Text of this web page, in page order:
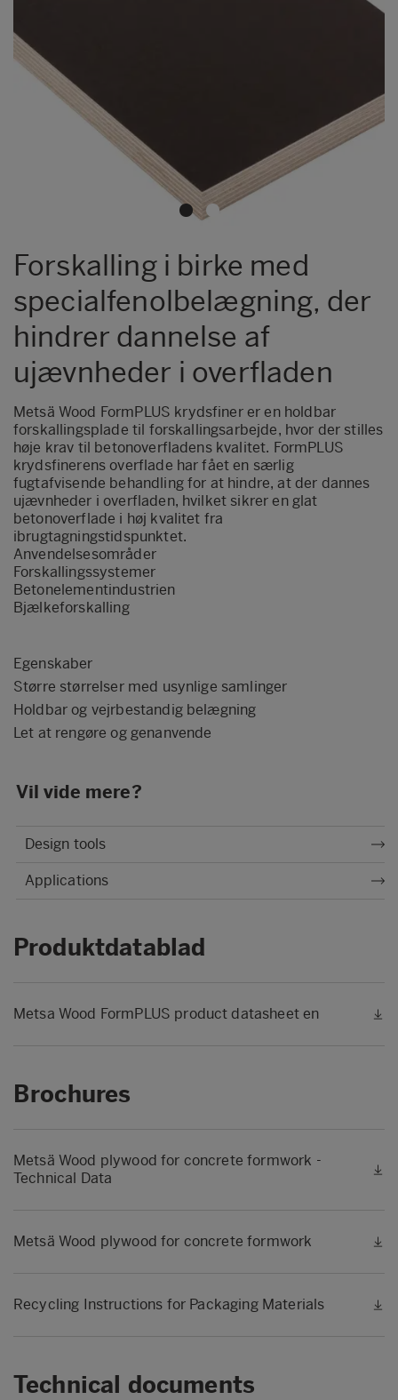
Metsä Wood Granit
Metsä Wood Integra
Metsä Wood KingSize
Metsä Wood Laser
Forskalling i birke med
specialfenolbelægning, der
hindrer dannelse af
ujævnheder i overfladen
Metsä Wood FormPLUS krydsfiner er en holdbar
forskallingsplade til forskallingsarbejde, hvor der stilles
høje krav til betonoverfladens kvalitet. FormPLUS
krydsfinerens overflade har fået en særlig
fugtafvisende behandling for at hindre, at der dannes
ujævnheder i overfladen, hvilket sikrer en glat
betonoverflade i høj kvalitet fra
ibrugtagningstidspunktet.
Anvendelsesområder
Forskallingssystemer
Betonelementindustrien
Bjælkeforskalling
Egenskaber
Større størrelser med usynlige samlinger
Holdbar og vejrbestandig belægning
Let at rengøre og genanvende
Vil vide mere?
Design tools
Applications
Produktdatablad
Metsa Wood FormPLUS product datasheet en
Brochures
Metsä Wood plywood for concrete formwork -
Technical Data
Metsä Wood plywood for concrete formwork
Recycling Instructions for Packaging Materials
Technical documents